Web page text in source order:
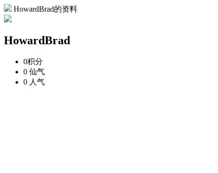
HowardBrad的资料
HowardBrad
0积分
0 仙气
0 人气